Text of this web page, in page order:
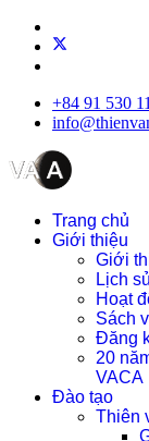
+84 91 530
Trang chủ
Giới thiệu
Giới
Lịch
Hoạt
Sách
Đăng
20
VACA
Đào tạo
Thiên